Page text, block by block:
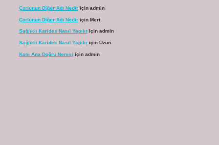
Çorlunun Diğer Adı Nediriçin admin
Çorlunun Diğer Adı Nediriçin Mert
Sağlıklı Karides Nasıl Yapılıriçin admin
Sağlıklı Karides Nasıl Yapılıriçin Uzun
Koni Ana Doğru Neresi için admin